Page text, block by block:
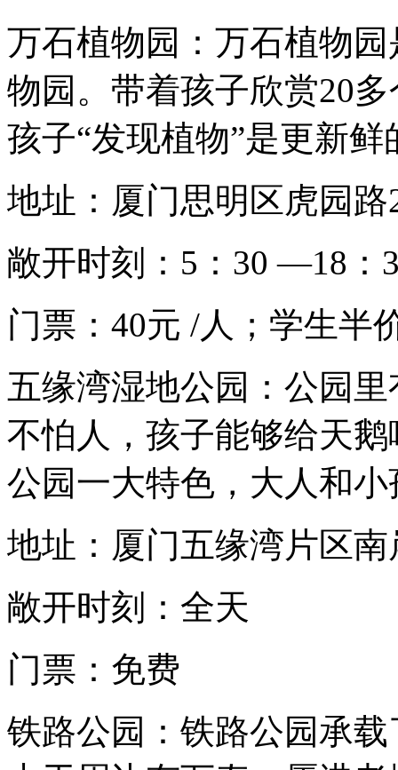
万石植物园：万石植物
物园。带着孩子欣赏20
孩子“发现植物”是更新
地址：厦门思明区虎园路
敞开时刻：5：30 —18：
门票：40元 /人；学生半
五缘湾湿地公园：公园
不怕人，孩子能够给天
公园一大特色，大人和
地址：厦门五缘湾片区南
敞开时刻：全天
门票：免费
铁路公园：铁路公园承